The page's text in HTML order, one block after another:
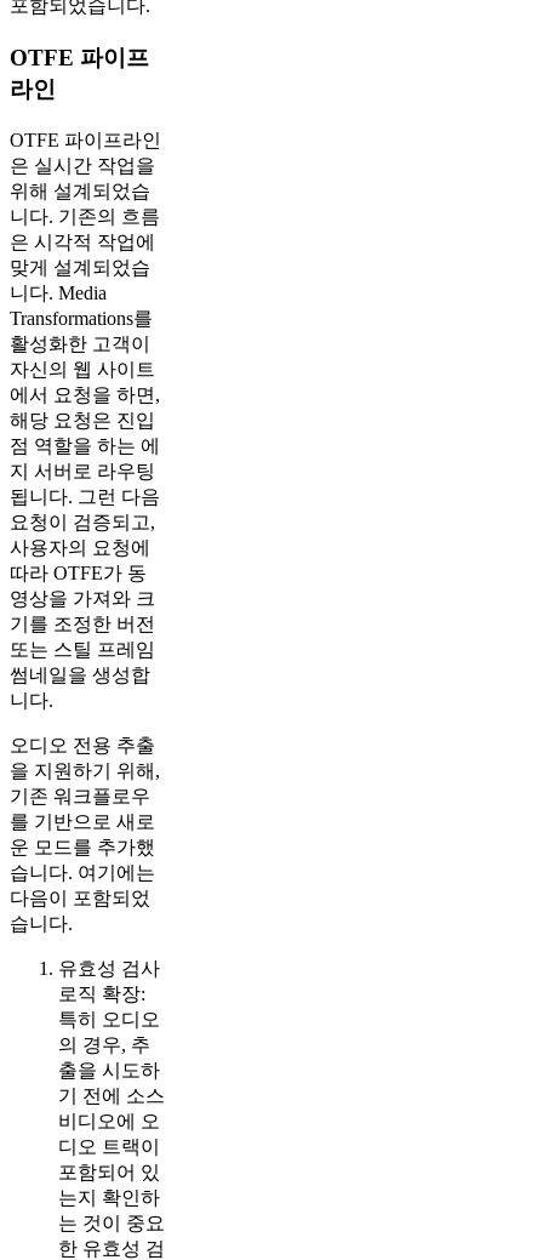
포함되었습니다.
OTFE 파이프
라인
OTFE 파이프라인
은 실시간 작업을
위해 설계되었습
니다. 기존의 흐름
은 시각적 작업에
맞게 설계되었습
니다. Media
Transformations를
활성화한 고객이
자신의 웹 사이트
에서 요청을 하면,
해당 요청은 진입
점 역할을 하는 에
지 서버로 라우팅
됩니다. 그런 다음
요청이 검증되고,
사용자의 요청에
따라 OTFE가 동
영상을 가져와 크
기를 조정한 버전
또는 스틸 프레임
썸네일을 생성합
니다.
오디오 전용 추출
을 지원하기 위해,
기존 워크플로우
를 기반으로 새로
운 모드를 추가했
습니다. 여기에는
다음이 포함되었
습니다.
유효성 검사
로직 확장:
특히 오디오
의 경우, 추
출을 시도하
기 전에 소스
비디오에 오
디오 트랙이
포함되어 있
는지 확인하
는 것이 중요
한 유효성 검